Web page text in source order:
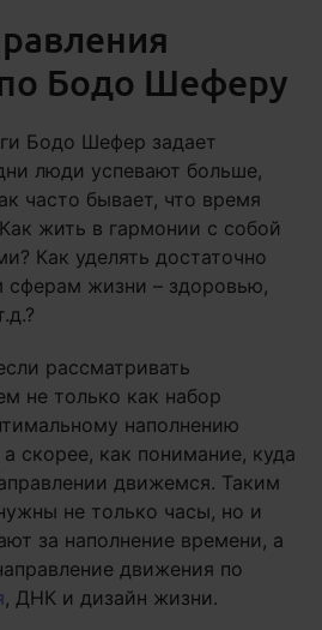
Бодо Шеферу
Бодо Шефер задает
люди успевают больше,
часто бывает, что время
жить в гармонии с собой
Как уделять достаточно
сферам жизни – здоровью,
рассматривать
не только как набор
наполнению
скорее, как понимание, куда
движемся. Таким
не только часы, но и
за наполнение времени, а
движения по
, ДНК и дизайн жизни.